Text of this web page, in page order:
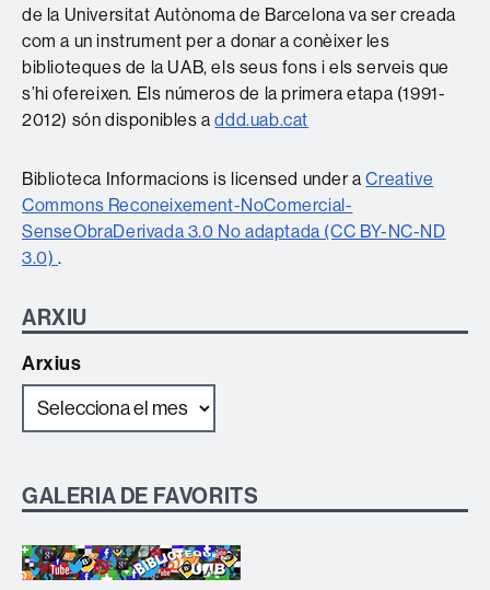
de la Universitat Autònoma de Barcelona va ser creada
com a un instrument per a donar a conèixer les
biblioteques de la UAB, els seus fons i els serveis que
s’hi ofereixen. Els números de la primera etapa (1991-
2012) són disponibles addd.uab.cat
Biblioteca Informacions is licensed under aCreative
Commons Reconeixement-NoComercial-
SenseObraDerivada 3.0 No adaptada (CC BY-NC-ND
3.0) .
ARXIU
Arxius
GALERIA DE FAVORITS